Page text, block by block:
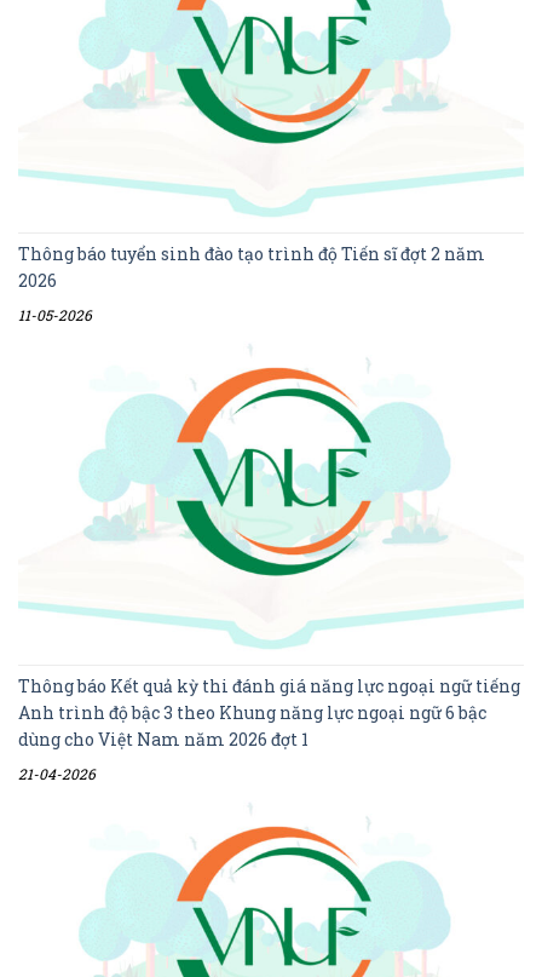
Thông báo tuyển sinh đào tạo trình độ Tiến sĩ đợt 2 năm
2026
11-05-2026
Thông báo Kết quả kỳ thi đánh giá năng lực ngoại ngữ tiếng
Anh trình độ bậc 3 theo Khung năng lực ngoại ngữ 6 bậc
dùng cho Việt Nam năm 2026 đợt 1
21-04-2026